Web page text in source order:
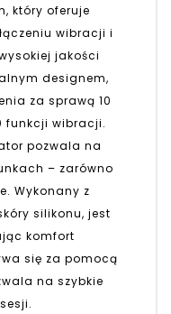
który oferuje
wibracji i
jakości
designem,
za sprawą 10
funkcji wibracji.
pozwala na
– zarówno
Wykonany z
silikonu, jest
komfort
się za pomocą
na szybkie